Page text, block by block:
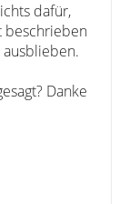
dafür,
beschrieben
Danke